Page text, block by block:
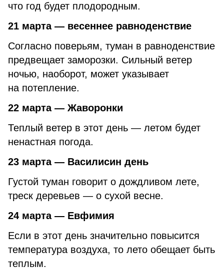
что год будет плодородным.
21 марта — весеннее равноденствие
Согласно поверьям, туман в равноденствие
предвещает заморозки. Сильный ветер
ночью, наоборот, может указывает
на потепление.
22 марта — Жаворонки
Теплый ветер в этот день — летом будет
ненастная погода.
23 марта — Василисин день
Густой туман говорит о дождливом лете,
треск деревьев — о сухой весне.
24 марта — Евфимия
Если в этот день значительно повысится
температура воздуха, то лето обещает быть
теплым.